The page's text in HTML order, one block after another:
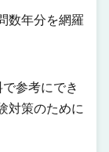
数年分を網羅
参考にでき
対策のために